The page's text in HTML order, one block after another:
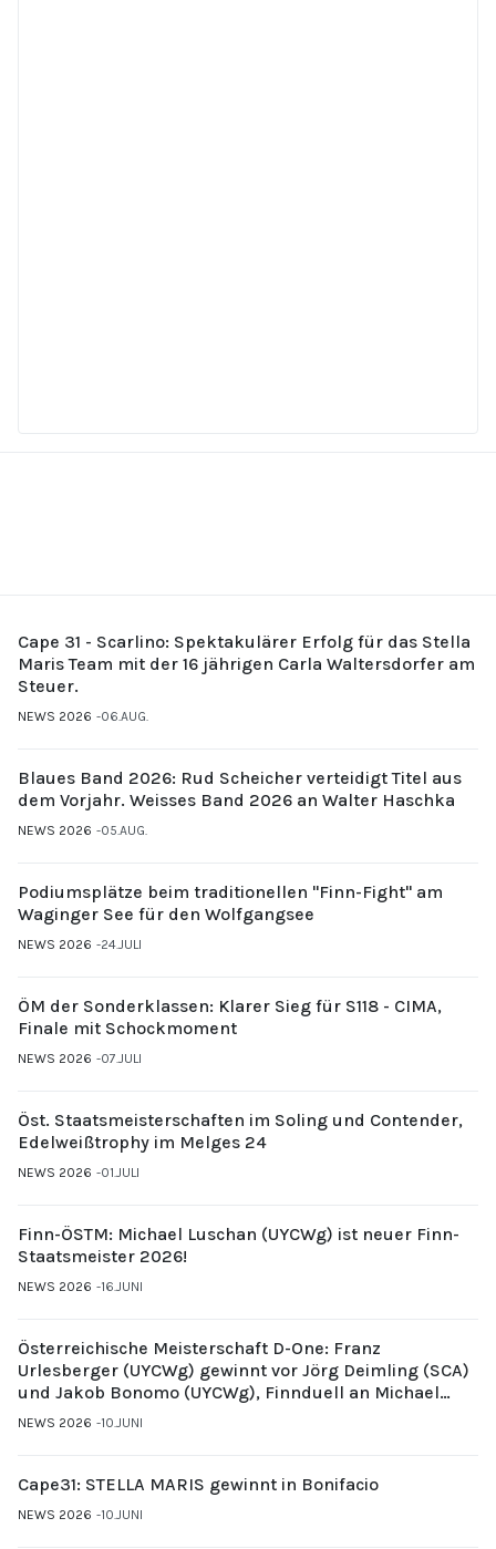
Cape 31 - Scarlino: Spektakulärer Erfolg für das Stella
Maris Team mit der 16 jährigen Carla Waltersdorfer am
Steuer.
NEWS 2026 06.AUG.
Blaues Band 2026: Rud Scheicher verteidigt Titel aus
dem Vorjahr. Weisses Band 2026 an Walter Haschka
NEWS 2026 05.AUG.
Podiumsplätze beim traditionellen "Finn-Fight" am
Waginger See für den Wolfgangsee
NEWS 2026 24.JULI
ÖM der Sonderklassen: Klarer Sieg für S118 - CIMA,
Finale mit Schockmoment
NEWS 2026 07.JULI
Öst. Staatsmeisterschaften im Soling und Contender,
Edelweißtrophy im Melges 24
NEWS 2026 01.JULI
Finn-ÖSTM: Michael Luschan (UYCWg) ist neuer Finn-
Staatsmeister 2026!
NEWS 2026 16.JUNI
Österreichische Meisterschaft D-One: Franz
Urlesberger (UYCWg) gewinnt vor Jörg Deimling (SCA)
und Jakob Bonomo (UYCWg), Finnduell an Michael
Gubi (UYCMo)
NEWS 2026 10.JUNI
Cape31: STELLA MARIS gewinnt in Bonifacio
NEWS 2026 10.JUNI